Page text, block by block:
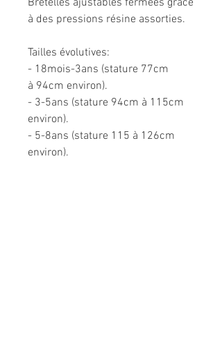
Bretelles ajustables fermées grâce
à des pressions résine assorties.
Tailles évolutives:
- 18mois-3ans (stature 77cm
à 94cm environ).
- 3-5ans (stature 94cm à 115cm
environ).
- 5-8ans (stature 115 à 126cm
environ).